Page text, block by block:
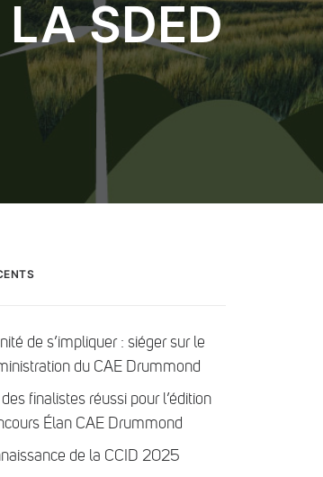
SDED
de s’impliquer : siéger sur le
du CAE Drummond
finalistes réussi pour l’édition
Élan CAE Drummond
de la CCID 2025